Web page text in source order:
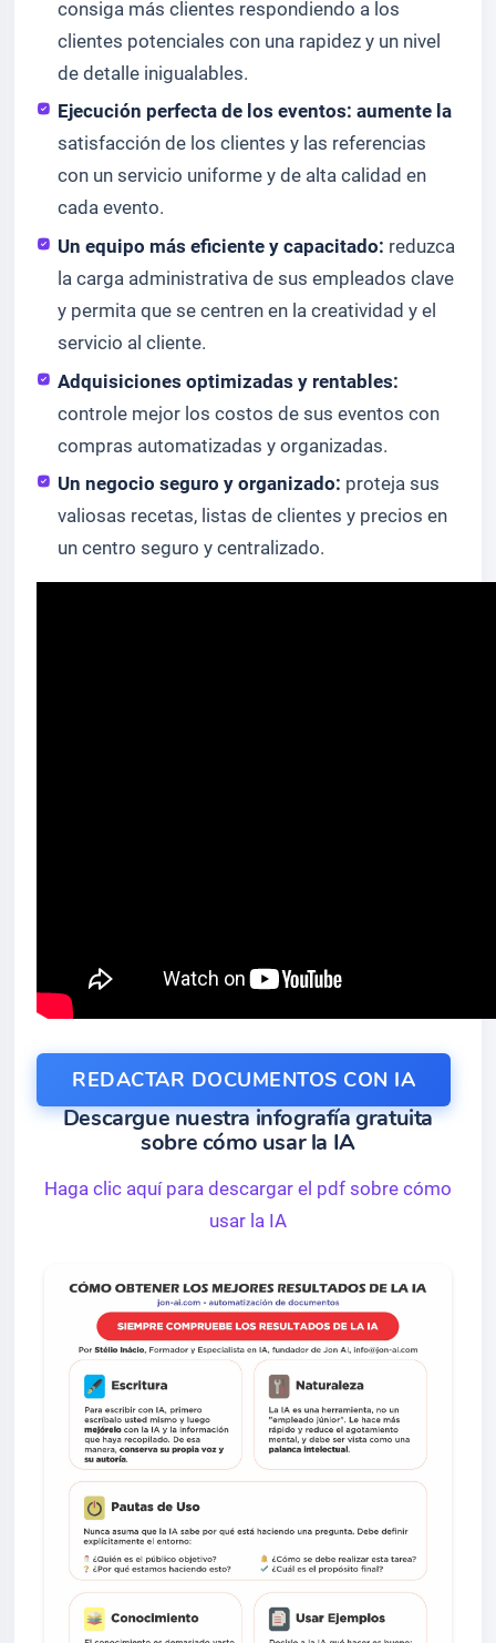
consiga más clientes respondiendo a los
clientes potenciales con una rapidez y un nivel
de detalle inigualables.
Ejecución perfecta de los eventos: aumente la
satisfacción de los clientes y las referencias
con un servicio uniforme y de alta calidad en
cada evento.
Un equipo más eficiente y capacitado: reduzca
la carga administrativa de sus empleados clave
y permita que se centren en la creatividad y el
servicio al cliente.
Adquisiciones optimizadas y rentables:
controle mejor los costos de sus eventos con
compras automatizadas y organizadas.
Un negocio seguro y organizado: proteja sus
valiosas recetas, listas de clientes y precios en
un centro seguro y centralizado.
REDACTAR DOCUMENTOS CON IA
Descargue nuestra infografía gratuita
sobre cómo usar la IA
Haga clic aquí para descargar el pdf sobre cómo
usar la IA